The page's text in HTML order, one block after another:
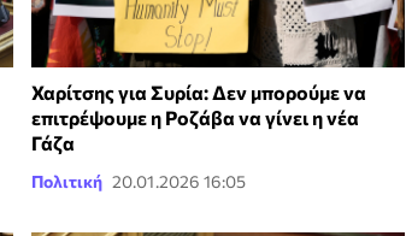
Χαρίτσης για Συρία: Δεν μπορούμε να
επιτρέψουμε η Ροζάβα να γίνει η νέα
Γάζα
Πολιτική 20.01.2026 16:05